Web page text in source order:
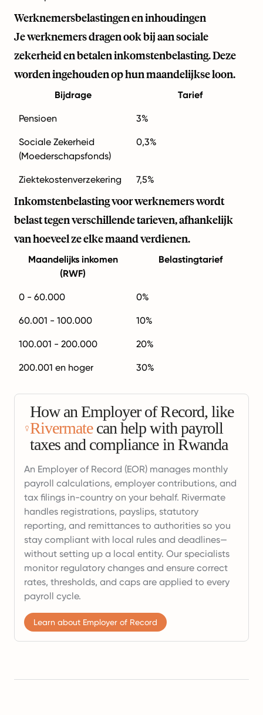
Werknemersbelastingen en inhoudingen
Je werknemers dragen ook bij aan sociale
zekerheid en betalen inkomstenbelasting. Deze
worden ingehouden op hun maandelijkse loon.
Bijdrage Tarief
Pensioen 3%
Sociale Zekerheid
(Moederschapsfonds)
0,3%
Ziektekostenverzekering 7,5%
Inkomstenbelasting voor werknemers wordt
belast tegen verschillende tarieven, afhankelijk
van hoeveel ze elke maand verdienen.
Maandelijks inkomen
(RWF)
Belastingtarief
0 - 60.000 0%
60.001 - 100.000 10%
100.001 - 200.000 20%
200.001 en hoger 30%
How an Employer of Record, like
Rivermatecan help with payroll
taxes and compliance in Rwanda
An Employer of Record (EOR) manages monthly
payroll calculations, employer contributions, and
tax filings in-country on your behalf. Rivermate
handles registrations, payslips, statutory
reporting, and remittances to authorities so you
stay compliant with local rules and deadlines—
without setting up a local entity. Our specialists
monitor regulatory changes and ensure correct
rates, thresholds, and caps are applied to every
payroll cycle.
Learn about Employer of Record